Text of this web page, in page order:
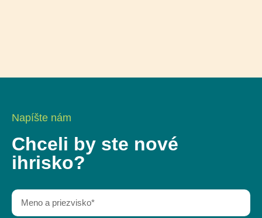
Napíšte nám
Chceli by ste nové
ihrisko?